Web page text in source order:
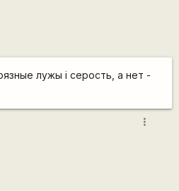
лужы і серость, а нет -
more_vert